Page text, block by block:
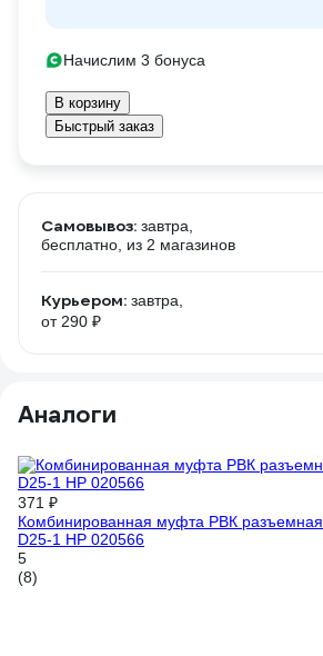
Начислим 3 бонуса
В корзину
Быстрый заказ
Самовывоз: завтра,
бесплатно , из 2 магазинов
Курьером: завтра,
от 290 ₽
Аналоги
371 ₽
Комбинированная муфта РВК
D25-1 НР 020566
5
(8)